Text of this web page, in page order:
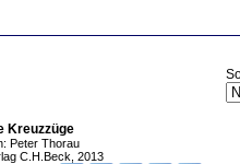
Kreuzzüge
Peter Thorau
C.H.Beck 2013